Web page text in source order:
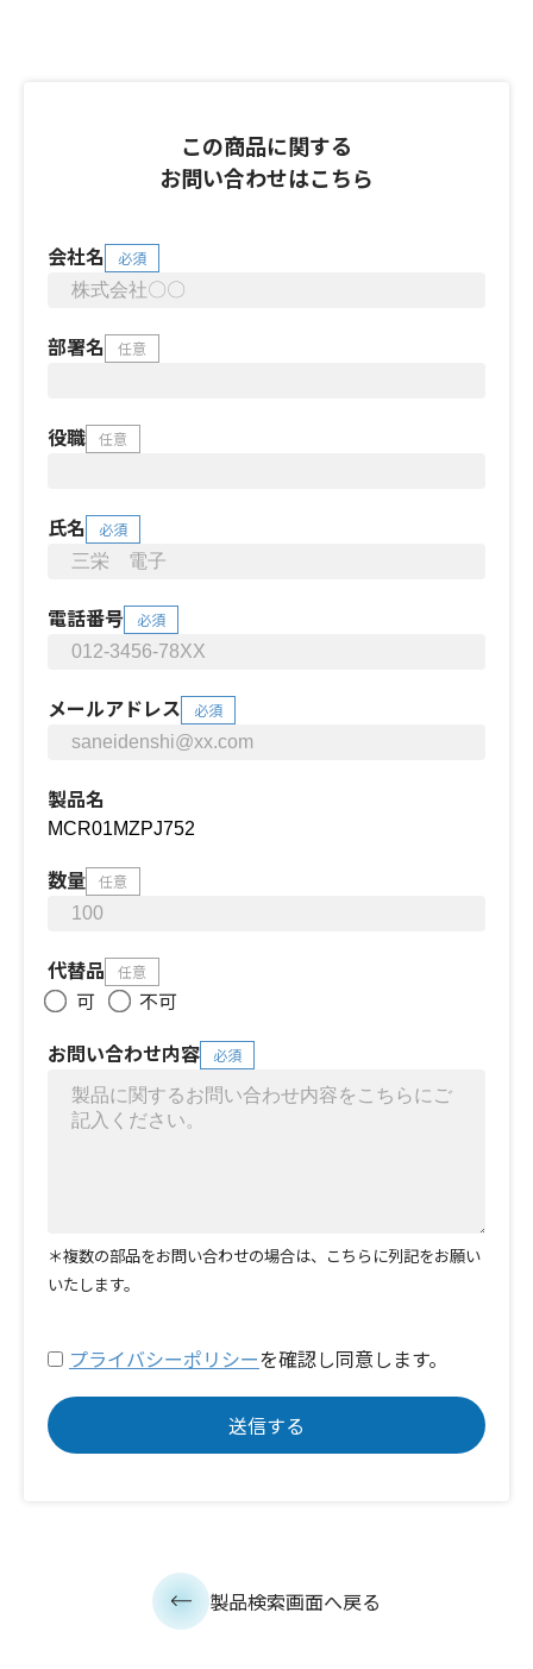
この商品に関する
お問い合わせはこちら
会社名 必須
部署名 任意
役職 任意
氏名 必須
電話番号 必須
メールアドレス 必須
製品名
数量 任意
代替品 任意
可
不可
お問い合わせ内容
必須
＊複数の部品をお問い合わせの場合は、こちらに列記をお願い
いたします。
プライバシーポリシーを確認し同意します。
製品検索画面へ戻る